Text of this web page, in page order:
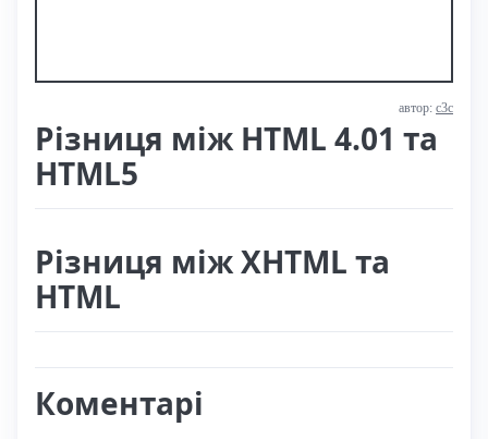
автор: с3с
Різниця між HTML 4.01 та
HTML5
Різниця між XHTML та
HTML
Коментарі